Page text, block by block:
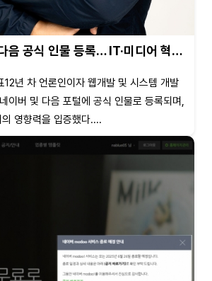
음 공식 인물 등록… IT·미디어 혁…
년 차 언론인이자 웹개발 및 시스템 개발
이버 및 다음 포털에 공식 인물로 등록되며,
영향력을 입증했다....